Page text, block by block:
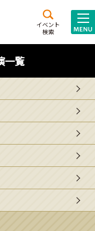
イベント
検索
一覧